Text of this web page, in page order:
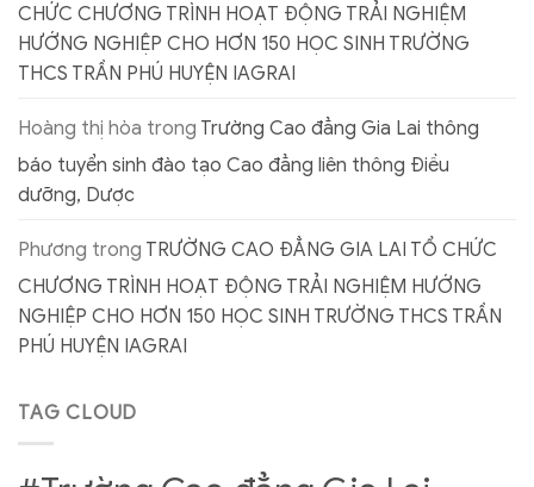
CHỨC CHƯƠNG TRÌNH HOẠT ĐỘNG TRẢI NGHIỆM
HƯỚNG NGHIỆP CHO HƠN 150 HỌC SINH TRƯỜNG
THCS TRẦN PHÚ HUYỆN IAGRAI
Hoàng thị hòa trong Trường Cao đẳng Gia Lai thông
báo tuyển sinh đào tạo Cao đẳng liên thông Điều
dưỡng, Dược
Phương trong TRƯỜNG CAO ĐẲNG GIA LAI TỔ CHỨC
CHƯƠNG TRÌNH HOẠT ĐỘNG TRẢI NGHIỆM HƯỚNG
NGHIỆP CHO HƠN 150 HỌC SINH TRƯỜNG THCS TRẦN
PHÚ HUYỆN IAGRAI
TAG CLOUD